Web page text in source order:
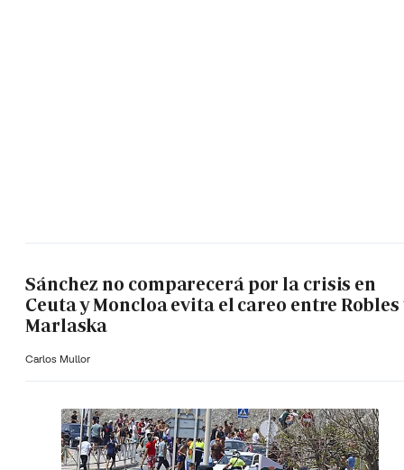
Sánchez no comparecerá por la crisis en
Ceuta y Moncloa evita el careo entre Robles
Marlaska
Carlos Mullor